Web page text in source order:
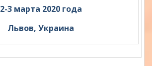
2-3 марта 2020 года
Львов, Украина